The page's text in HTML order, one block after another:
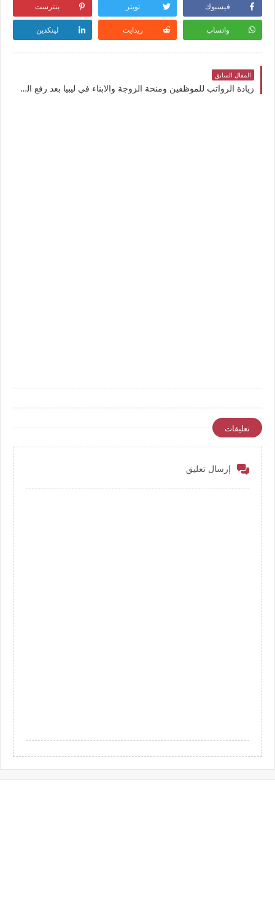
فيسبوك تويتر بنترست
واتساب ريدايت لينكدين
المقال السابق
زيادة الرواتب للموظفين ومنحة الزوجة والابناء في ليبيا بعد رفع الدعم عن الوقود
تعليقات
إرسال تعليق